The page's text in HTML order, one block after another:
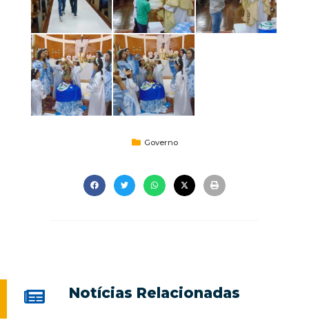
Governo
Notícias Relacionadas